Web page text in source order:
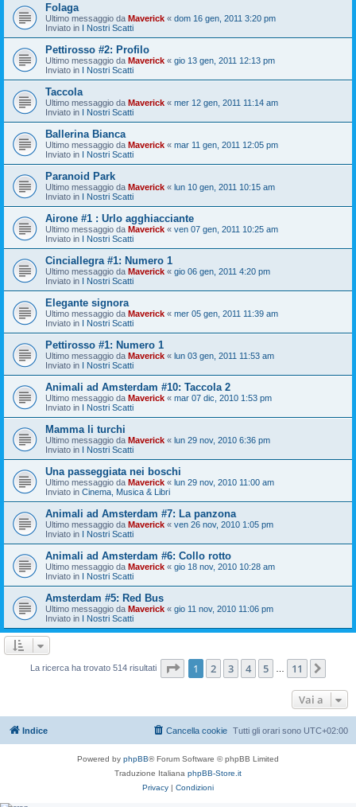
Folaga
Ultimo messaggio da Maverick « dom 16 gen, 2011 3:20 pm
Inviato in I Nostri Scatti
Pettirosso #2: Profilo
Ultimo messaggio da Maverick « gio 13 gen, 2011 12:13 pm
Inviato in I Nostri Scatti
Taccola
Ultimo messaggio da Maverick « mer 12 gen, 2011 11:14 am
Inviato in I Nostri Scatti
Ballerina Bianca
Ultimo messaggio da Maverick « mar 11 gen, 2011 12:05 pm
Inviato in I Nostri Scatti
Paranoid Park
Ultimo messaggio da Maverick « lun 10 gen, 2011 10:15 am
Inviato in I Nostri Scatti
Airone #1 : Urlo agghiacciante
Ultimo messaggio da Maverick « ven 07 gen, 2011 10:25 am
Inviato in I Nostri Scatti
Cinciallegra #1: Numero 1
Ultimo messaggio da Maverick « gio 06 gen, 2011 4:20 pm
Inviato in I Nostri Scatti
Elegante signora
Ultimo messaggio da Maverick « mer 05 gen, 2011 11:39 am
Inviato in I Nostri Scatti
Pettirosso #1: Numero 1
Ultimo messaggio da Maverick « lun 03 gen, 2011 11:53 am
Inviato in I Nostri Scatti
Animali ad Amsterdam #10: Taccola 2
Ultimo messaggio da Maverick « mar 07 dic, 2010 1:53 pm
Inviato in I Nostri Scatti
Mamma li turchi
Ultimo messaggio da Maverick « lun 29 nov, 2010 6:36 pm
Inviato in I Nostri Scatti
Una passeggiata nei boschi
Ultimo messaggio da Maverick « lun 29 nov, 2010 11:00 am
Inviato in Cinema, Musica & Libri
Animali ad Amsterdam #7: La panzona
Ultimo messaggio da Maverick « ven 26 nov, 2010 1:05 pm
Inviato in I Nostri Scatti
Animali ad Amsterdam #6: Collo rotto
Ultimo messaggio da Maverick « gio 18 nov, 2010 10:28 am
Inviato in I Nostri Scatti
Amsterdam #5: Red Bus
Ultimo messaggio da Maverick « gio 11 nov, 2010 11:06 pm
Inviato in I Nostri Scatti
La ricerca ha trovato 514 risultati Pagina di 11
1 2 3 4 5 11
Vai a
Indice Tutti gli orari sono UTC+02:00
Cancella cookie
Powered by phpBB® Forum Software © phpBB Limited
Traduzione Italiana phpBB-Store.it
Privacy | Condizioni